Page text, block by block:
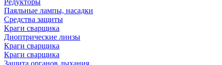
Редукторы
Паяльные лампы, насадки
Средства защиты
Краги сварщика
Диоптрические линзы
Краги сварщика
Краги сварщика
Защита органов дыхания